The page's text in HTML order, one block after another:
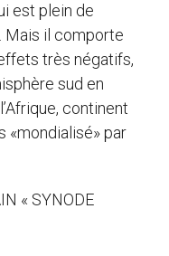
est plein de
Mais il comporte
très négatifs,
sud en
continent
«mondialisé» par
« SYNODE